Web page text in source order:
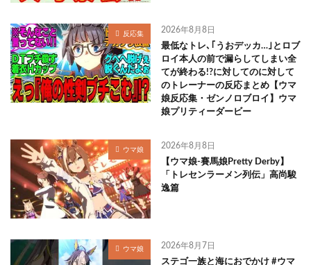
反応集 2026年8月8日
最低なトレ､｢うおデッカ…｣とロブ
ロイ本人の前で漏らしてしまい全
てが終わる!?に対してのに対して
のトレーナーの反応まとめ【ウマ
娘反応集・ゼンノロブロイ】ウマ
娘プリティーダービー
ウマ娘 2026年8月8日
【ウマ娘-賽馬娘Pretty Derby】
「トレセンラーメン列伝」高尚駿
逸篇
ウマ娘 2026年8月7日
ステゴ一族と海におでかけ #ウマ